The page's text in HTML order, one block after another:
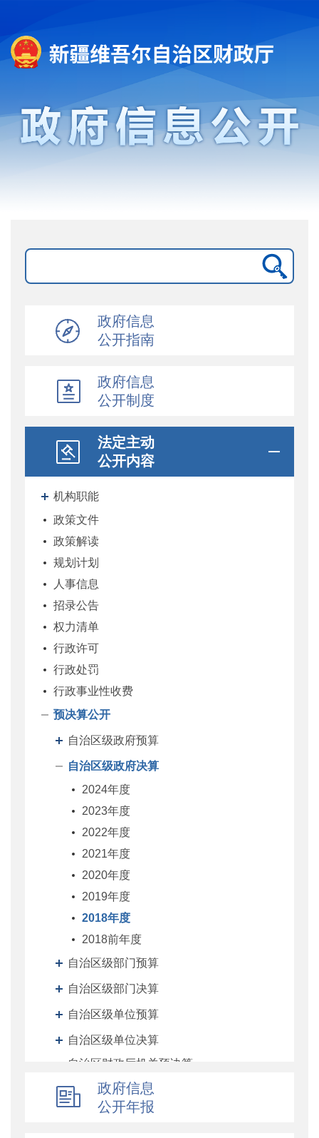
政府信息
公开指南
政府信息
公开制度
法定主动
公开内容
机构职能
政策文件
政策解读
规划计划
人事信息
招录公告
权力清单
行政许可
行政处罚
行政事业性收费
预决算公开
自治区级政府预算
自治区级政府决算
2024年度
2023年度
2022年度
2021年度
2020年度
2019年度
2018年度
2018前年度
自治区级部门预算
自治区级部门决算
自治区级单位预算
自治区级单位决算
自治区财政厅机关预决算
地州预决算政府信息
公开年报